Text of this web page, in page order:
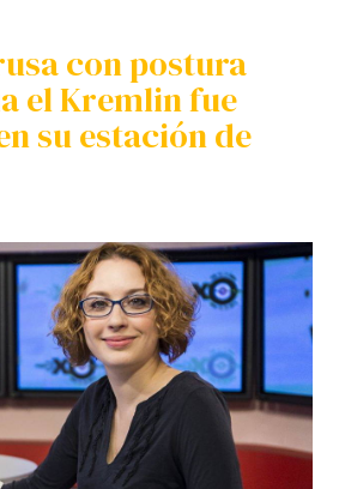
con postura
el Kremlin fue
su estación de